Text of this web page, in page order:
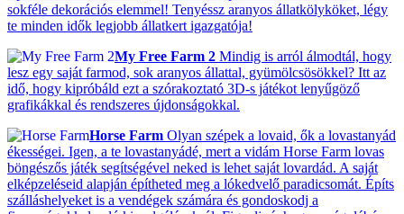
sokféle dekorációs elemmel! Tenyéssz aranyos állatkölyköket, légy
te minden idők legjobb állatkert igazgatója!
My Free Farm 2 Mindig is arról álmodtál, hogy
lesz egy saját farmod, sok aranyos állattal, gyümölcsösökkel? Itt az
idő, hogy kipróbáld ezt a szórakoztató 3D-s játékot lenyűgöző
grafikákkal és rendszeres újdonságokkal.
Horse Farm Olyan szépek a lovaid, ők a lovastanyád
ékességei. Igen, a te lovastanyádé, mert a vidám Horse Farm lovas
böngészős játék segítségével neked is lehet saját lovardád. A saját
elképzeléseid alapján építheted meg a lókedvelő paradicsomát. Építs
szálláshelyeket is a vendégek számára és gondoskodj a